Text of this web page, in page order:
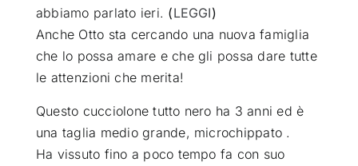
abbiamo parlato ieri. (LEGGI)
Anche Otto sta cercando una nuova famiglia
che lo possa amare e che gli possa dare tutte
le attenzioni che merita!
Questo cucciolone tutto nero ha 3 anni ed è
una taglia medio grande, microchippato .
Ha vissuto fino a poco tempo fa con suo